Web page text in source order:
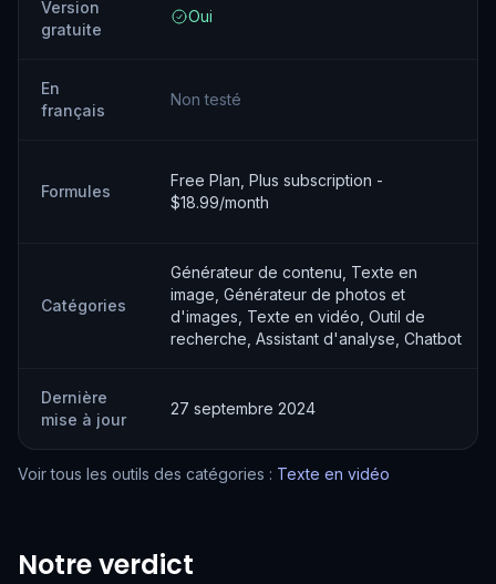
Version
gratuite
Oui
En
français
Non testé
Formules
Free Plan, Plus subscription -
$18.99/month
Catégories
Générateur de contenu, Texte en
image, Générateur de photos et
d'images, Texte en vidéo, Outil de
recherche, Assistant d'analyse, Chatbot
Dernière
mise à jour
27 septembre 2024
Voir tous les outils des catégories : Texte en vidéo
Notre verdict